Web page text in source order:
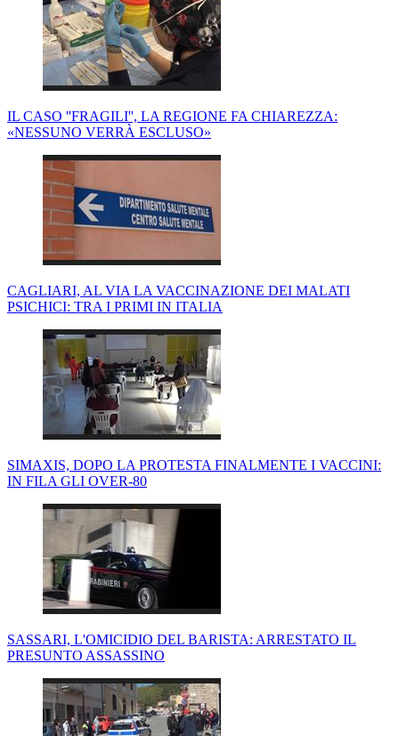
IL CASO ''FRAGILI'', LA REGIONE FA CHIAREZZA:
«NESSUNO VERRÀ ESCLUSO»
CAGLIARI, AL VIA LA VACCINAZIONE DEI MALATI
PSICHICI: TRA I PRIMI IN ITALIA
SIMAXIS, DOPO LA PROTESTA FINALMENTE I VACCINI:
IN FILA GLI OVER-80
SASSARI, L'OMICIDIO DEL BARISTA: ARRESTATO IL
PRESUNTO ASSASSINO